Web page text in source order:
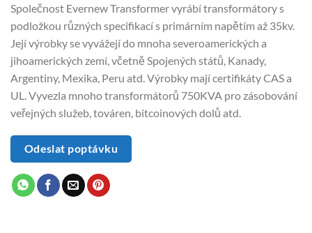
Společnost Evernew Transformer vyrábí transformátory s
podložkou různých specifikací s primárním napětím až 35kv.
Její výrobky se vyvážejí do mnoha severoamerických a
jihoamerických zemí, včetně Spojených států, Kanady,
Argentiny, Mexika, Peru atd. Výrobky mají certifikáty CAS a
UL. Vyvezla mnoho transformátorů 750KVA pro zásobování
veřejných služeb, továren, bitcoinových dolů atd.
Odeslat poptávku